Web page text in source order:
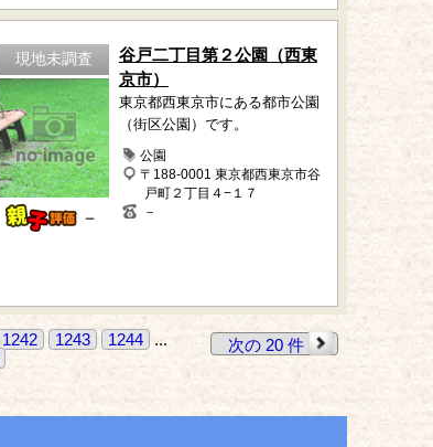
現地未調査
－
谷戸二丁目第２公園（西東
京市）
東京都西東京市にある都市公園
（街区公園）です。
公園
〒188-0001 東京都西東京市谷
戸町２丁目４−１７
－
1242 1243 1244
...
次の 20 件